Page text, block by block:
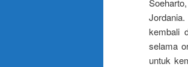
kembali
selama
untuk